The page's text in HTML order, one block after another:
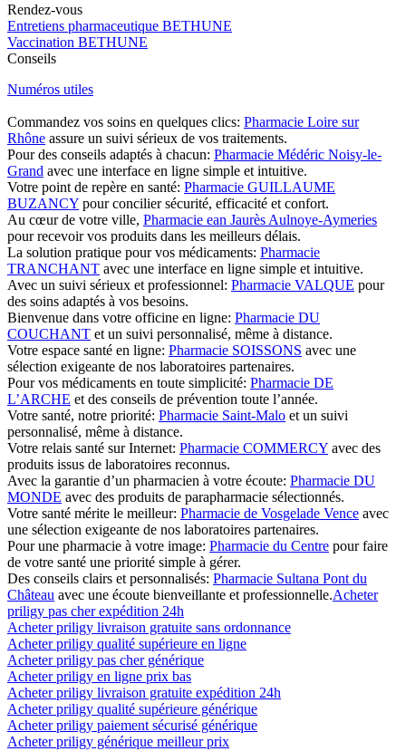
Rendez-vous
Entretiens pharmaceutique BETHUNE
Vaccination BETHUNE
Conseils
Numéros utiles
Commandez vos soins en quelques clics: Pharmacie Loire sur
Rhône assure un suivi sérieux de vos traitements.
Pour des conseils adaptés à chacun: Pharmacie Médéric Noisy-le-
Grand avec une interface en ligne simple et intuitive.
Votre point de repère en santé: Pharmacie GUILLAUME
BUZANCY pour concilier sécurité, efficacité et confort.
Au cœur de votre ville, Pharmacie ean Jaurès Aulnoye-Aymeries
pour recevoir vos produits dans les meilleurs délais.
La solution pratique pour vos médicaments: Pharmacie
TRANCHANT avec une interface en ligne simple et intuitive.
Avec un suivi sérieux et professionnel: Pharmacie VALQUE pour
des soins adaptés à vos besoins.
Bienvenue dans votre officine en ligne: Pharmacie DU
COUCHANT et un suivi personnalisé, même à distance.
Votre espace santé en ligne: Pharmacie SOISSONS avec une
sélection exigeante de nos laboratoires partenaires.
Pour vos médicaments en toute simplicité: Pharmacie DE
L’ARCHE et des conseils de prévention toute l’année.
Votre santé, notre priorité: Pharmacie Saint-Malo et un suivi
personnalisé, même à distance.
Votre relais santé sur Internet: Pharmacie COMMERCY avec des
produits issus de laboratoires reconnus.
Avec la garantie d’un pharmacien à votre écoute: Pharmacie DU
MONDE avec des produits de parapharmacie sélectionnés.
Votre santé mérite le meilleur: Pharmacie de Vosgelade Vence avec
une sélection exigeante de nos laboratoires partenaires.
Pour une pharmacie à votre image: Pharmacie du Centre pour faire
de votre santé une priorité simple à gérer.
Des conseils clairs et personnalisés: Pharmacie Sultana Pont du
Château avec une écoute bienveillante et professionnelle.Acheter
priligy pas cher expédition 24h
Acheter priligy livraison gratuite sans ordonnance
Acheter priligy qualité supérieure en ligne
Acheter priligy pas cher générique
Acheter priligy en ligne prix bas
Acheter priligy livraison gratuite expédition 24h
Acheter priligy qualité supérieure générique
Acheter priligy paiement sécurisé générique
Acheter priligy générique meilleur prix